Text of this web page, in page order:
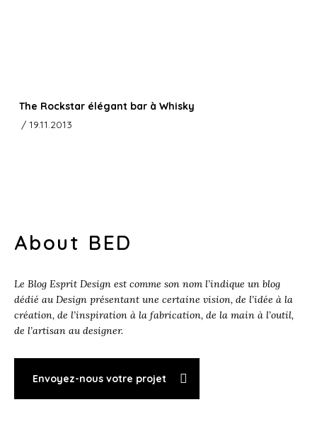
The Rockstar élégant bar à Whisky
/ 19.11.2013
About BED
Le Blog Esprit Design est comme son nom l’indique un blog
dédié au Design présentant une certaine vision, de l’idée à la
création, de l’inspiration à la fabrication, de la main à l’outil,
de l’artisan au designer.
Envoyez-nous votre projet